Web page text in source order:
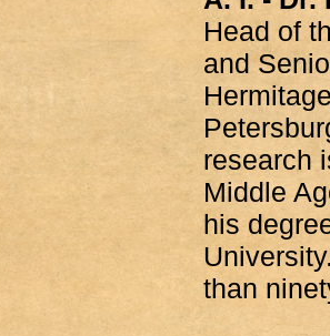
Head of
and
research
Middle
his
than